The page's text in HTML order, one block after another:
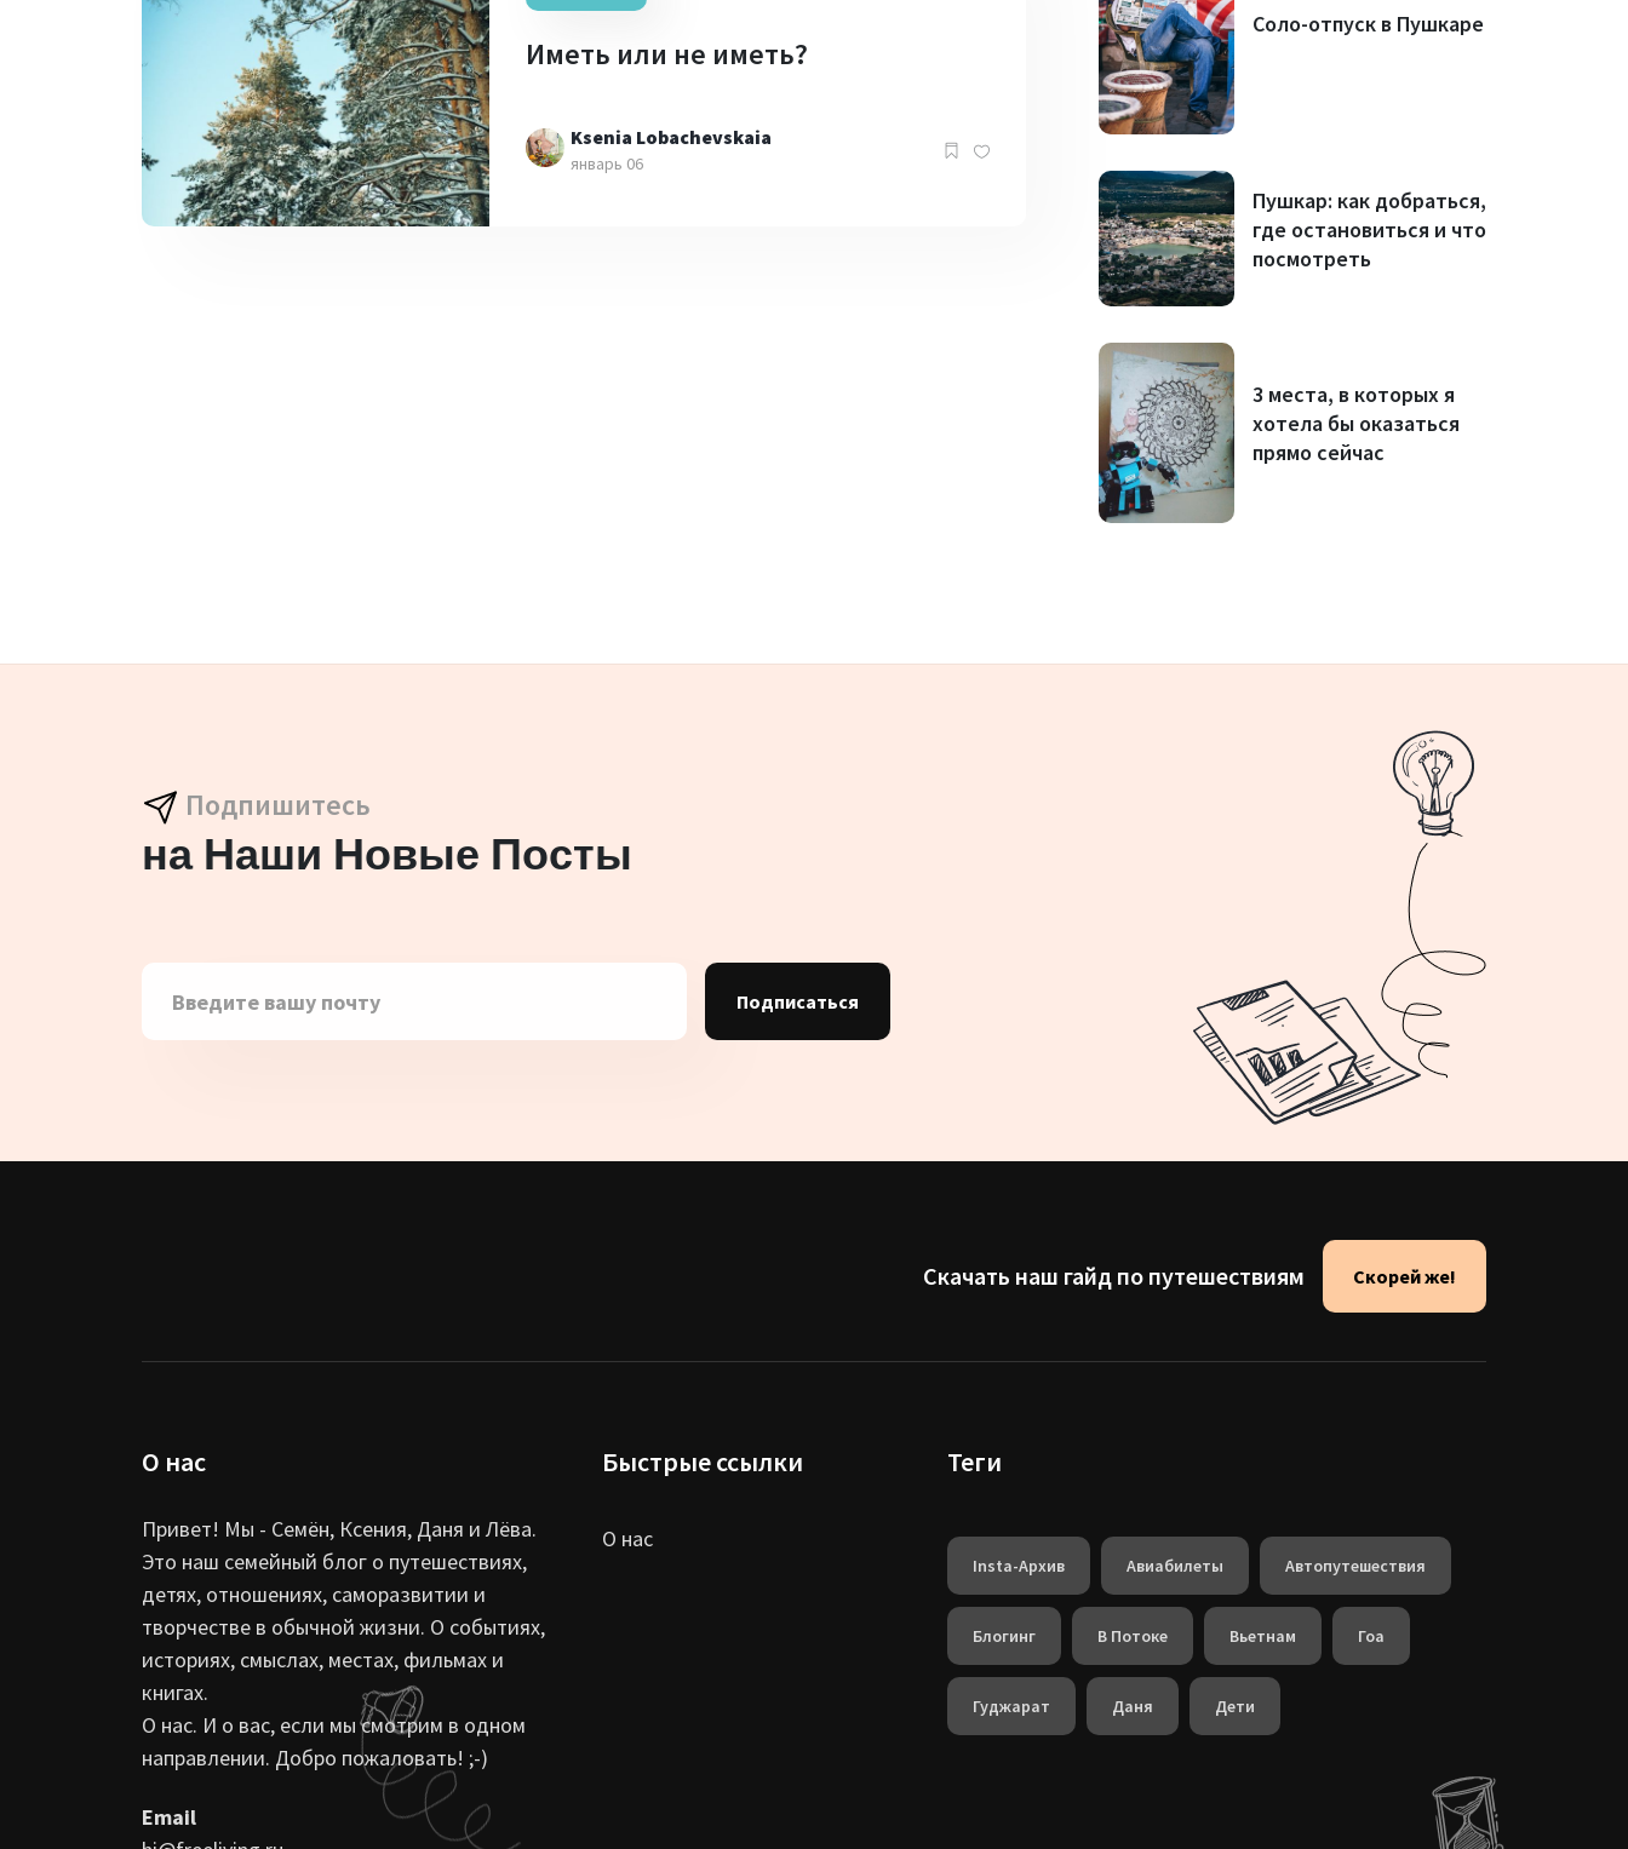
Иметь или не иметь?
Ksenia Lobachevskaia
январь 06
Соло-отпуск в Пушкаре
Пушкар: как добраться,
где остановиться и что
посмотреть
3 места, в которых я
хотела бы оказаться
прямо сейчас
Подпишитесь
на Наши Новые Посты
Подписаться
Скачать наш гайд по путешествиям Скорей же!
О нас
Привет! Мы - Семён, Ксения, Даня и Лёва.
Это наш семейный блог о путешествиях,
детях, отношениях, саморазвитии и
творчестве в обычной жизни. О событиях,
историях, смыслах, местах, фильмах и
книгах.
О нас. И о вас, если мы смотрим в одном
направлении. Добро пожаловать! ;-)
Email
Быстрые ссылки
О нас
Теги
Insta-Архив Авиабилеты Автопутешествия
Блогинг В Потоке Вьетнам Гоа
Гуджарат Даня Дети